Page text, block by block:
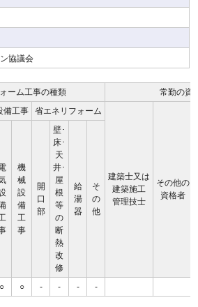
協議会
ーム工事の種類 常勤の資
備工事 省エネリフォーム
建築士又は
建築施工
管理技士
その他の
資格者
機
械
設
備
工
事
開
口
部
壁･
床･
天
井･
屋
根
等
の
断
熱
改
修
給
湯
器
そ
の
他
○ ○ - - - -